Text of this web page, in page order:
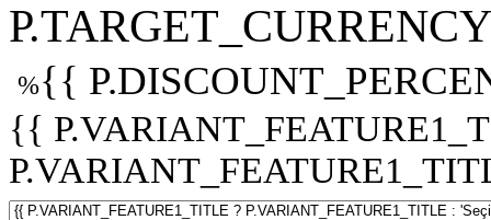
%{{
{{